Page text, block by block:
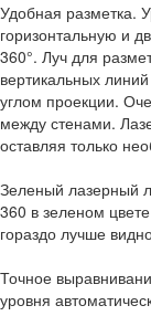
Удобная разметка.
горизонтальную и
360°. Луч для
вертикальных
углом проекции.
между стенами.
оставляя только
Зеленый лазерный
360 в зеленом
гораздо лучше
Точное
уровня